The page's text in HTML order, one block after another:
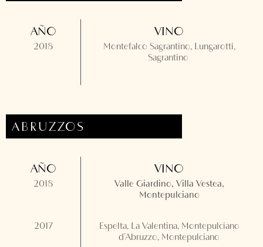
AÑO
2018
VINO
Montefalco Sagrantino, Lungarotti,
Sagrantino
ABRUZZOS
AÑO
2018
VINO
Valle Giardino, Villa Vestea,
Montepulciano
2017
Espelta, La Valentina, Montepulciano
d’Abruzzo, Montepulciano